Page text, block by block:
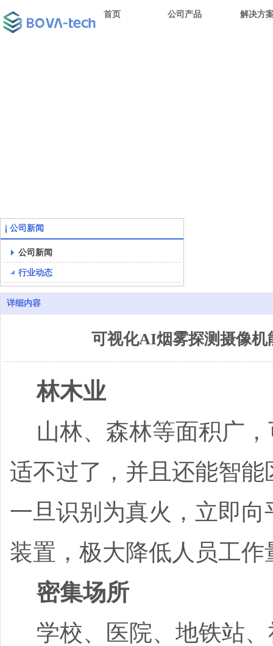
首页 公司产品 解决方
公司新闻
公司新闻
行业动态
详细内容
可视化AI烟雾探测摄像
林木业
山林、森林等面积广，
适不过了，并且还能智
一旦识别为真火，立即
装置，极大降低人员工作
密集场所
学校、医院、地铁站、